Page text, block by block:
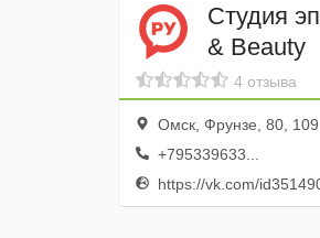
Студия
& Beauty
4 отзыва
Омск, Фрунзе, 80,
+795339633...
https://vk.com/